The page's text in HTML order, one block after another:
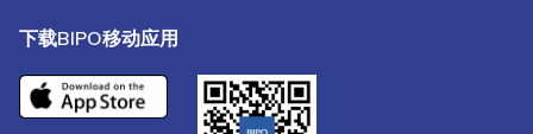
下载BIPO移动应用